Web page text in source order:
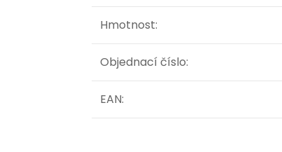
Hmotnost:
Objednací číslo:
EAN: